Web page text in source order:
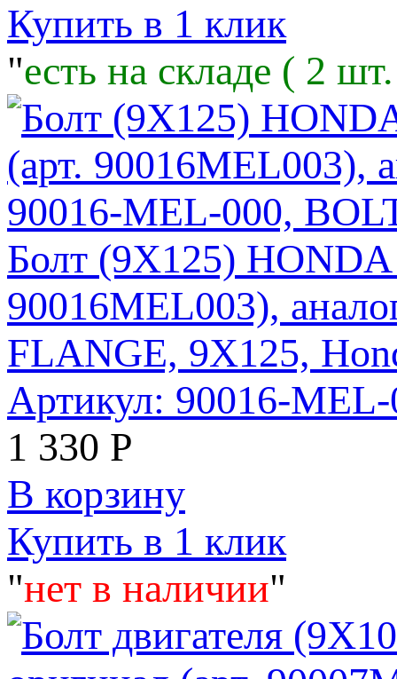
Купить в 1 клик
"есть на складе ( 2
Болт (9X125)
90016MEL003),
FLANGE, 9X125,
Артикул: 90016-
1 330 Р
В корзину
Купить в 1 клик
"нет в наличии"